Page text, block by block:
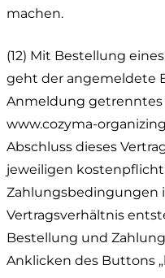
machen.
(12) Mit Bestellung
geht der angemeldete
Anmeldung getrenntes
www.cozyma-
Abschluss dieses
jeweiligen
Zahlungsbedingungen
Vertragsverhältnis
Bestellung und
Anklicken des Buttons